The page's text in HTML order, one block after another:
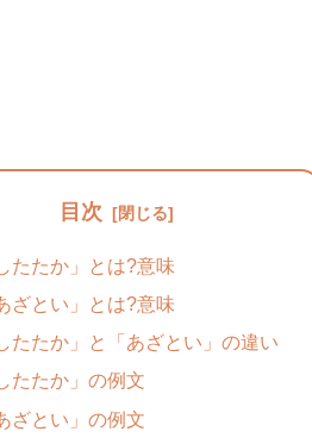
目次
たたか」とは?意味
ざとい」とは?意味
たたか」と「あざとい」の違い
たたか」の例文
ざとい」の例文